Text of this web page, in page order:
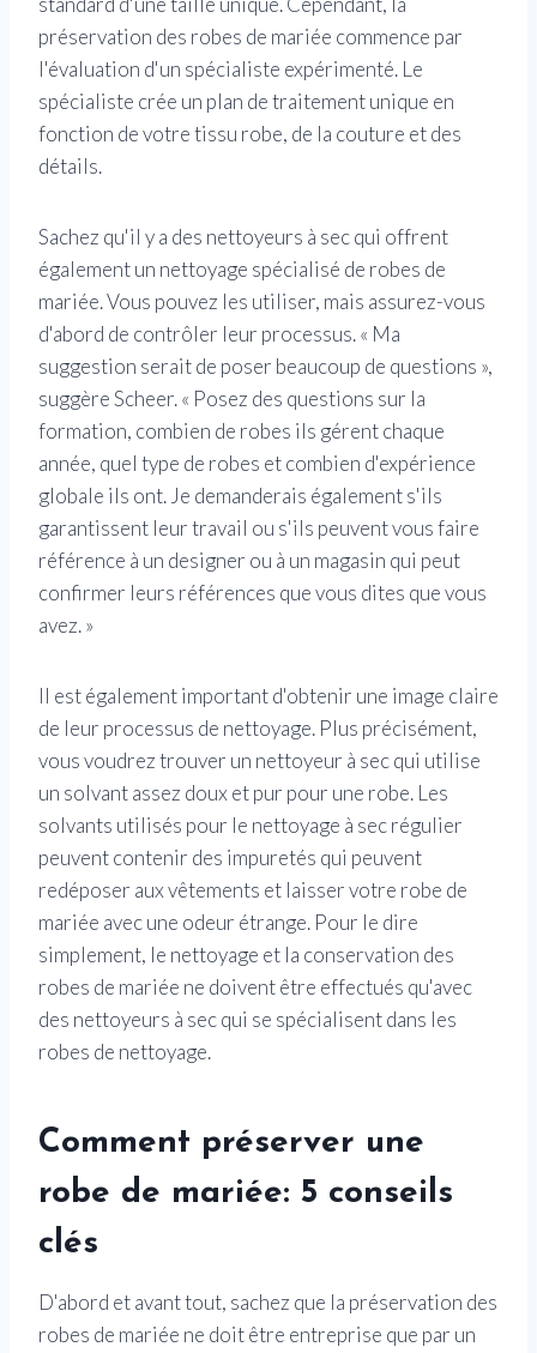
préservation des robes de mariée commence par
l'évaluation d'un spécialiste expérimenté. Le
spécialiste crée un plan de traitement unique en
fonction de votre tissu robe, de la couture et des
détails.
Sachez qu'il y a des nettoyeurs à sec qui offrent
également un nettoyage spécialisé de robes de
mariée. Vous pouvez les utiliser, mais assurez-vous
d'abord de contrôler leur processus. « Ma
suggestion serait de poser beaucoup de questions »,
suggère Scheer. « Posez des questions sur la
formation, combien de robes ils gérent chaque
année, quel type de robes et combien d'expérience
globale ils ont. Je demanderais également s'ils
garantissent leur travail ou s'ils peuvent vous faire
référence à un designer ou à un magasin qui peut
confirmer leurs références que vous dites que vous
avez. »
Il est également important d'obtenir une image claire
de leur processus de nettoyage. Plus précisément,
vous voudrez trouver un nettoyeur à sec qui utilise
un solvant assez doux et pur pour une robe. Les
solvants utilisés pour le nettoyage à sec régulier
peuvent contenir des impuretés qui peuvent
redéposer aux vêtements et laisser votre robe de
mariée avec une odeur étrange. Pour le dire
simplement, le nettoyage et la conservation des
robes de mariée ne doivent être effectués qu'avec
des nettoyeurs à sec qui se spécialisent dans les
robes de nettoyage.
Comment préserver une
robe de mariée: 5 conseils
clés
D'abord et avant tout, sachez que la préservation des
robes de mariée ne doit être entreprise que par un